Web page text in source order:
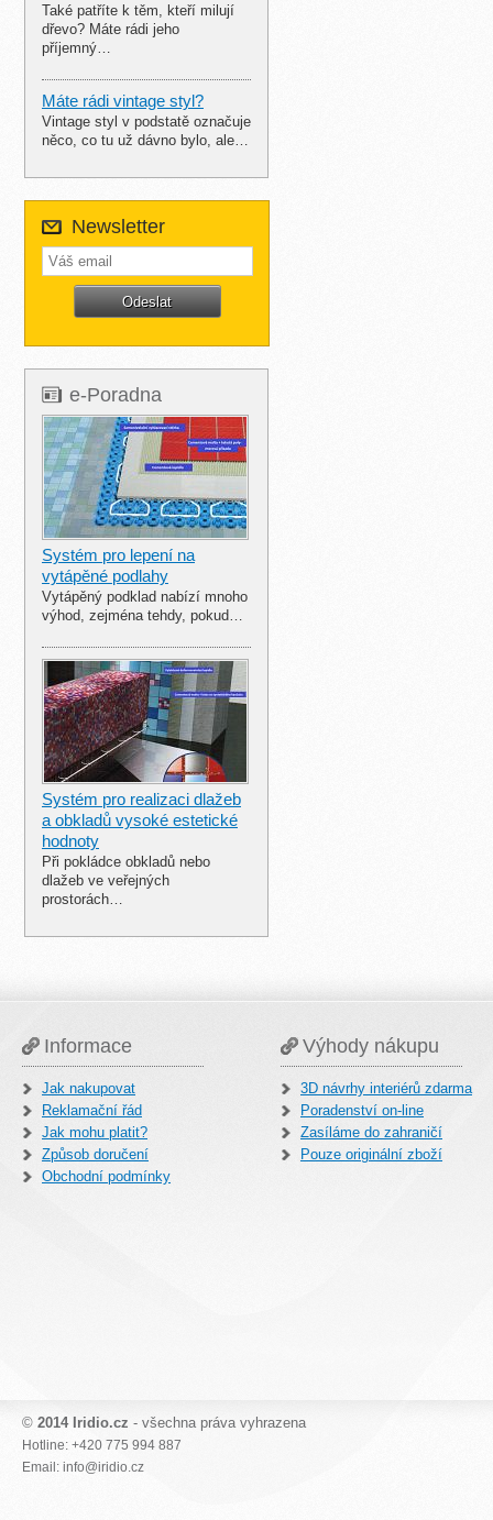
Také patříte k těm, kteří milují
dřevo? Máte rádi jeho
příjemný…
Máte rádi vintage styl?
Vintage styl v podstatě označuje
něco, co tu už dávno bylo, ale…
Newsletter
e-Poradna
Systém pro lepení na
vytápěné podlahy
Vytápěný podklad nabízí mnoho
výhod, zejména tehdy, pokud…
Systém pro realizaci dlažeb
a obkladů vysoké estetické
hodnoty
Při pokládce obkladů nebo
dlažeb ve veřejných
prostorách…
Informace
Jak nakupovat
Reklamační řád
Jak mohu platit?
Způsob doručení
Obchodní podmínky
Výhody nákupu
3D návrhy interiérů zdarma
Poradenství on-line
Zasíláme do zahraničí
Pouze originální zboží
© 2014 Iridio.cz - všechna práva vyhrazena
Hotline: +420 775 994 887
Email: info@iridio.cz